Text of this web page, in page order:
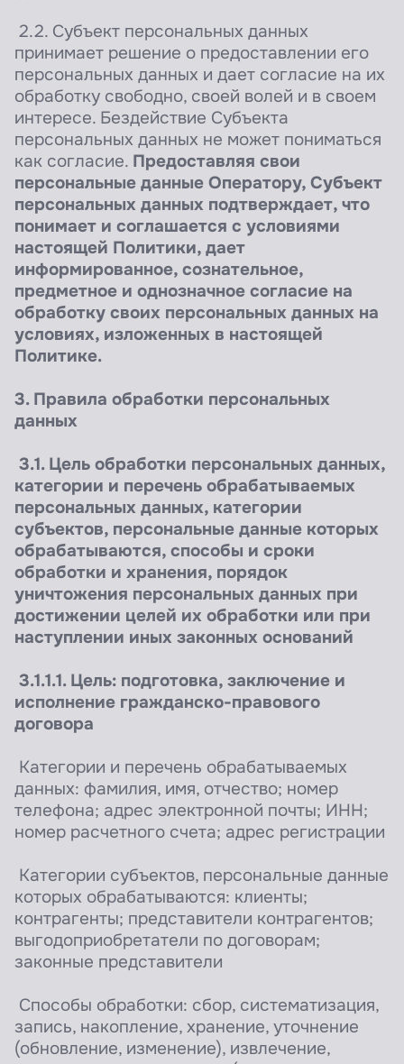
2.2. Субъект персональных данных
принимает решение о предоставлении его
персональных данных и дает согласие на их
обработку свободно, своей волей и в своем
интересе. Бездействие Субъекта
персональных данных не может пониматься
как согласие. Предоставляя свои
персональные данные Оператору, Субъект
персональных данных подтверждает, что
понимает и соглашается с условиями
настоящей Политики, дает
информированное, сознательное,
предметное и однозначное согласие на
обработку своих персональных данных на
условиях, изложенных в настоящей
Политике.
3. Правила обработки персональных
данных
3.1. Цель обработки персональных данных,
категории и перечень обрабатываемых
персональных данных, категории
субъектов, персональные данные которых
обрабатываются, способы и сроки
обработки и хранения, порядок
уничтожения персональных данных при
достижении целей их обработки или при
наступлении иных законных оснований
3.1.1.1. Цель: подготовка, заключение и
исполнение гражданско-правового
договора
Категории и перечень обрабатываемых
данных: фамилия, имя, отчество; номер
телефона; адрес электронной почты; ИНН;
номер расчетного счета; адрес регистрации
Категории субъектов, персональные данные
которых обрабатываются: клиенты;
контрагенты; представители контрагентов;
выгодоприобретатели по договорам;
законные представители
Способы обработки: сбор, систематизация,
запись, накопление, хранение, уточнение
(обновление, изменение), извлечение,